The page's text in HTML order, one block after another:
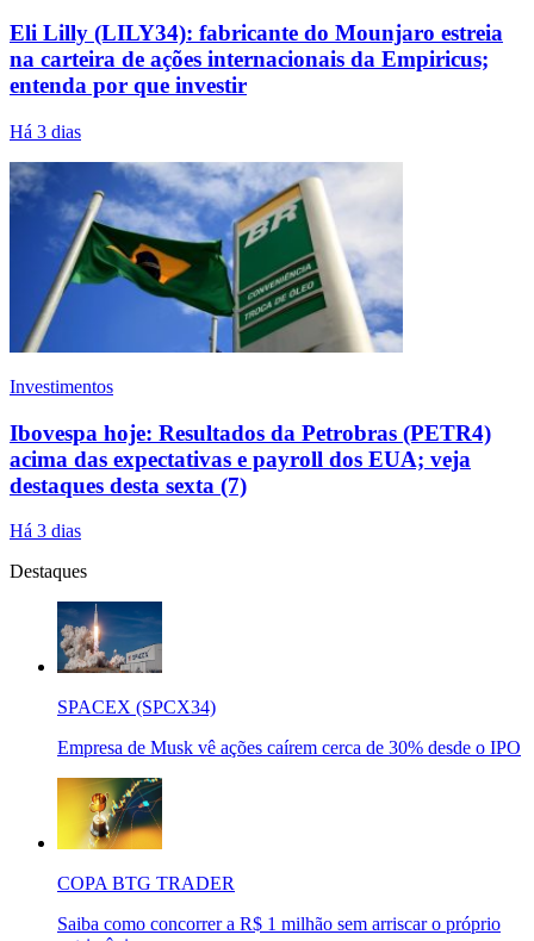
Eli Lilly (LILY34): fabricante do Mounjaro estreia
na carteira de ações internacionais da Empiricus;
entenda por que investir
Há 3 dias
Investimentos
Ibovespa hoje: Resultados da Petrobras (PETR4)
acima das expectativas e payroll dos EUA; veja
destaques desta sexta (7)
Há 3 dias
Destaques
SPACEX (SPCX34)
Empresa de Musk vê ações caírem cerca de 30% desde o IPO
COPA BTG TRADER
Saiba como concorrer a R$ 1 milhão sem arriscar o próprio